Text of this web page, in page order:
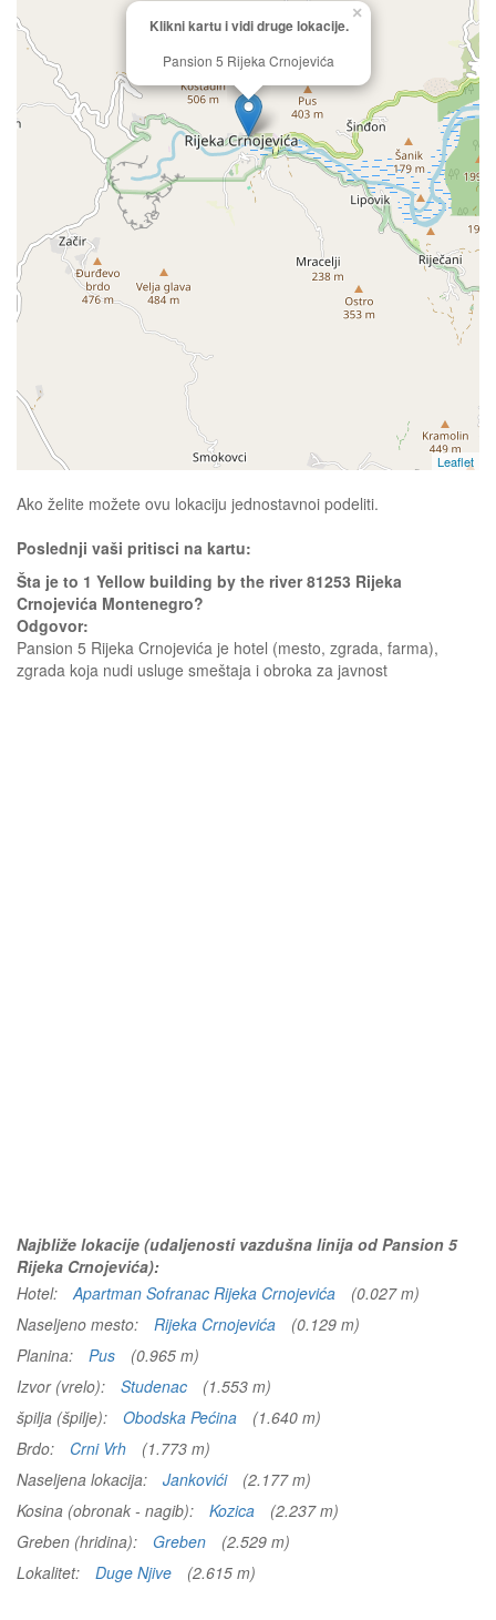
Klikni kartu i vidi druge lokacije.
Pansion 5 Rijeka Crnojevića
×
Leaflet
Ako želite možete ovu lokaciju jednostavnoi podeliti.
Poslednji vaši pritisci na kartu:
Šta je to 1 Yellow building by the river 81253 Rijeka
Crnojevića Montenegro?
Odgovor:
Pansion 5 Rijeka Crnojevića je hotel (mesto, zgrada, farma),
zgrada koja nudi usluge smeštaja i obroka za javnost
Najbliže lokacije (udaljenosti vazdušna linija od Pansion 5
Rijeka Crnojevića):
Hotel:
Apartman Sofranac Rijeka Crnojevića
(0.027 m)
Naseljeno mesto:
Rijeka Crnojevića
(0.129 m)
Planina:
Pus
(0.965 m)
Izvor (vrelo):
Studenac
(1.553 m)
špilja (špilje):
Obodska Pećina
(1.640 m)
Brdo:
Crni Vrh
(1.773 m)
Naseljena lokacija:
Jankovići
(2.177 m)
Kosina (obronak - nagib):
Kozica
(2.237 m)
Greben (hridina):
Greben
(2.529 m)
Lokalitet:
Duge Njive (2.615 m)